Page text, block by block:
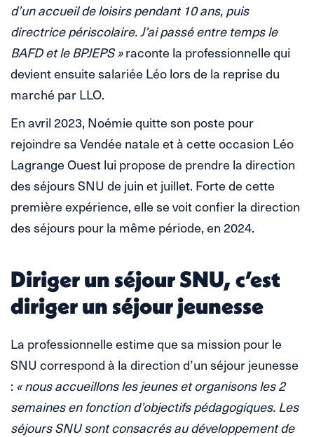
d’un accueil de loisirs pendant 10 ans, puis
directrice périscolaire. J’ai passé entre temps le
BAFD et le BPJEPS »raconte la professionnelle qui
devient ensuite salariée Léo lors de la reprise du
marché par LLO.
En avril 2023, Noémie quitte son poste pour
rejoindre sa Vendée natale et à cette occasion Léo
Lagrange Ouest lui propose de prendre la direction
des séjours SNU de juin et juillet. Forte de cette
première expérience, elle se voit confier la direction
des séjours pour la même période, en 2024.
Diriger un séjour SNU, c’est
diriger un séjour jeunesse
La professionnelle estime que sa mission pour le
SNU correspond à la direction d’un séjour jeunesse
: « nous accueillons les jeunes et organisons les 2
semaines en fonction d’objectifs pédagogiques. Les
séjours SNU sont consacrés au développement de